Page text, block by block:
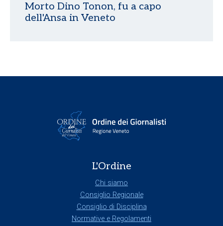
Morto Dino Tonon, fu a capo
dell'Ansa in Veneto
L'Ordine
Chi siamo
Consiglio Regionale
Consiglio di Disciplina
Normative e Regolamenti